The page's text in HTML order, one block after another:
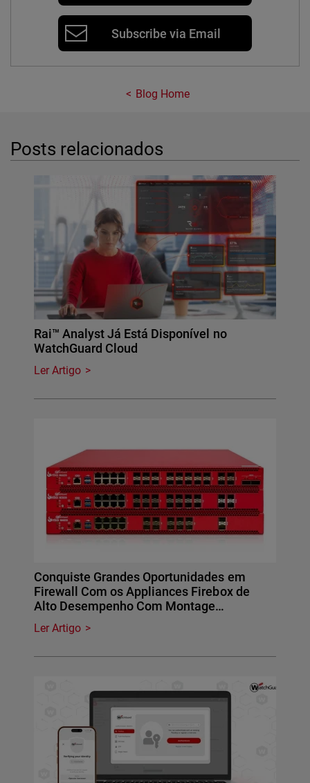
Subscribe via Email
Blog Home
Posts relacionados
Rai™ Analyst Já Está Disponível no
WatchGuard Cloud
Ler Artigo
Conquiste Grandes Oportunidades em
Firewall Com os Appliances Firebox de
Alto Desempenho Com Montage…
Ler Artigo